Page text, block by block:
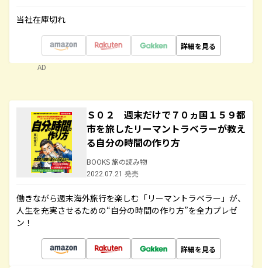
当社在庫切れ
詳細を見る
AD
Ｓ０２ 週末だけで７０ヵ国１５９都
市を旅したリーマントラベラーが教え
る自分の時間の作り方
BOOKS 旅の読み物
2022.07.21 発売
働きながら週末海外旅行を楽しむ「リーマントラベラー」が、
人生を充実させるための“自分の時間の作り方”を全力プレゼ
ン！
詳細を見る